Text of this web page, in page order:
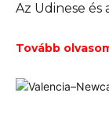
Az Udinese és
Tovább